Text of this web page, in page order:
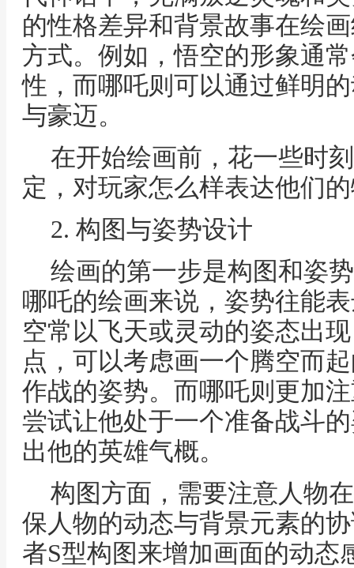
的性格差异和背景故事在绘
方式。例如，悟空的形象通
性，而哪吒则可以通过鲜明
与豪迈。
在开始绘画前，花一些时
定，对玩家怎么样表达他们
2. 构图与姿势设计
绘画的第一步是构图和姿
哪吒的绘画来说，姿势往能
空常以飞天或灵动的姿态出
点，可以考虑画一个腾空而
作战的姿势。而哪吒则更加
尝试让他处于一个准备战斗
出他的英雄气概。
构图方面，需要注意人物
保人物的动态与背景元素的
者S型构图来增加画面的动态